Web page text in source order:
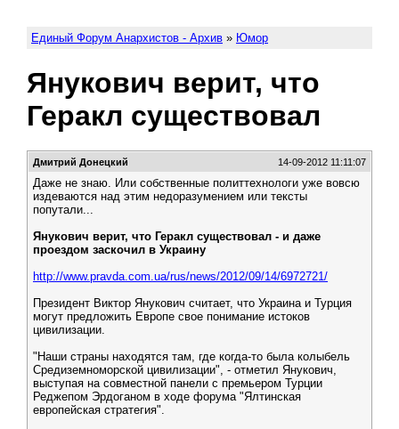
Единый Форум Анархистов - Архив » Юмор
Янукович верит, что
Геракл существовал
Дмитрий Донецкий 14-09-2012 11:11:07
Даже не знаю. Или собственные политтехнологи уже вовсю
издеваются над этим недоразумением или тексты
попутали...
Янукович верит, что Геракл существовал - и даже
проездом заскочил в Украину
http://www.pravda.com.ua/rus/news/2012/09/14/6972721/
Президент Виктор Янукович считает, что Украина и Турция
могут предложить Европе свое понимание истоков
цивилизации.
"Наши страны находятся там, где когда-то была колыбель
Средиземноморской цивилизации", - отметил Янукович,
выступая на совместной панели с премьером Турции
Реджепом Эрдоганом в ходе форума "Ялтинская
европейская стратегия".